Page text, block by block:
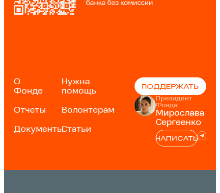
О
Фонде
Отчеты
Документы
Нужна
помощь
Волонтерам
Статьи
ПОДДЕРЖАТЬ
Президент
Фонда
Мирослава
Сергеенко
НАПИСАТЬ